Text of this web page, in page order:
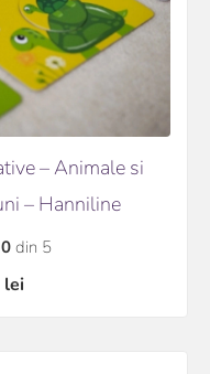
– Animale si
– Hanniline
0din 5
lei